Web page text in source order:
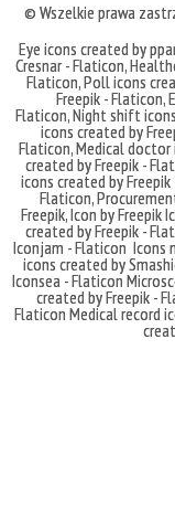
© Wszelkie prawa
Eye icons created by
Cresnar - Flaticon,
Flaticon,Poll icons
Freepik - Flaticon,
Flaticon,Night shift
icons created by
Flaticon,Medical doctor
created by Freepik -
icons created by
Flaticon,
Freepik,Icon by Freepik
created by Freepik -
Iconjam - Flaticon Icons
icons created by
Iconsea - Flaticon
created by Freepik -
Flaticon Medical record